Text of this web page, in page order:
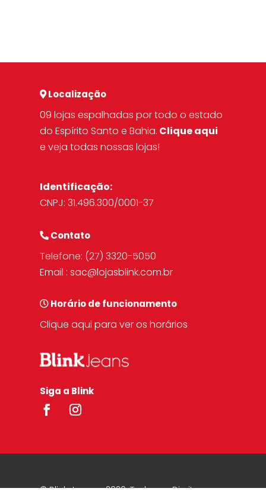
Localização
09 lojas espalhadas por todo o estado
do Espírito Santo e Bahia. Clique aqui
e veja todas nossas lojas!
Identificação:
CNPJ: 31.496.300/0001-37
Contato
Telefone: (27) 3320-5050
Email :sac@lojasblink.com.br
Horário de funcionamento
Clique aqui para ver os horários
Siga a Blink
© Blink Jeans – 2020. Todos os Direitos